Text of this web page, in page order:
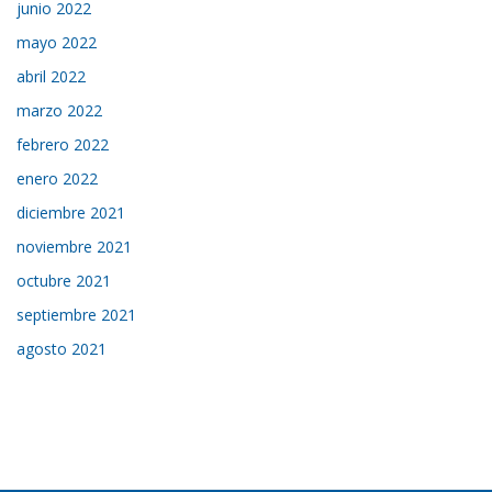
junio 2022
mayo 2022
abril 2022
marzo 2022
febrero 2022
enero 2022
diciembre 2021
noviembre 2021
octubre 2021
septiembre 2021
agosto 2021